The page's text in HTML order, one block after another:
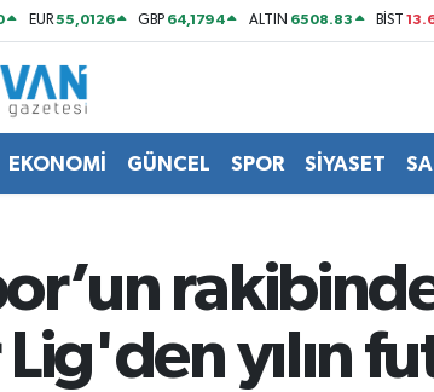
EUR55,0126 GBP 64,1794 ALTIN 6508.83 BİST
EKONOMİ GÜNCEL SPOR SİYASET
yılın